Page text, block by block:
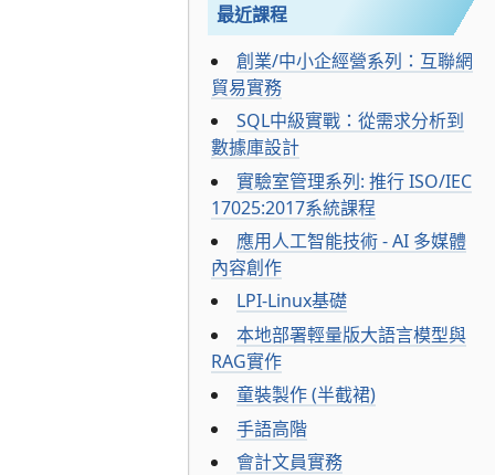
最近課程
創業/中小企經營系列：互聯網
貿易實務
SQL中級實戰：從需求分析到
數據庫設計
實驗室管理系列: 推行 ISO/IEC
17025:2017系統課程
應用人工智能技術 - AI 多媒體
內容創作
LPI-Linux基礎
本地部署輕量版大語言模型與
RAG實作
童裝製作 (半截裙)
手語高階
會計文員實務